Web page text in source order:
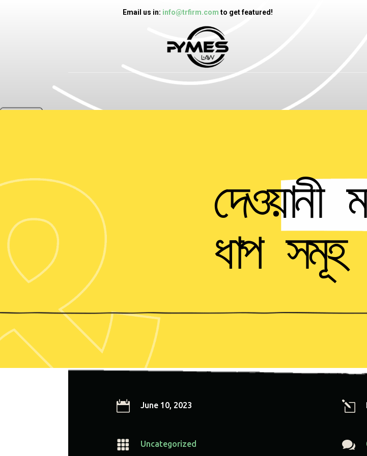
Email us in: info@trfirm.com to get featured!
দেওয়ানী
ধাপ সমূহ
 June 10, 2023
 Uncategorized
l
